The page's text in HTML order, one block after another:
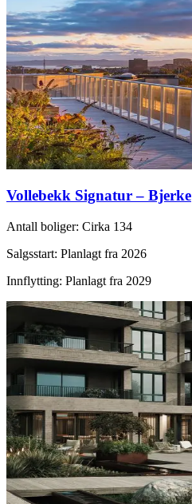
Vollebekk Signatur – Bjerke
Antall boliger: Cirka 134
Salgsstart: Planlagt fra 2026
Innflytting: Planlagt fra 2029